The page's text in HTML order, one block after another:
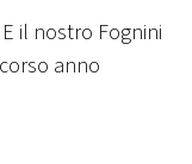
il nostro Fognini
anno